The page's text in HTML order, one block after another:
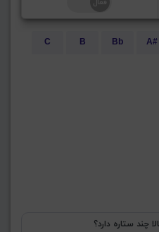
A#
Bb
B
C
چند ستاره دارد؟